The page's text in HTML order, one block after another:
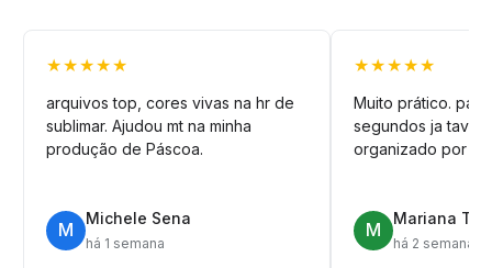
★★★★★
arquivos top, cores vivas na hr de
sublimar. Ajudou mt na minha
produção de Páscoa.
M
Michele Sena
há 1 semana
★★★★★
Muito prático.
segundos ja tava
organizado por
M
Mariana T.
há 2 semanas